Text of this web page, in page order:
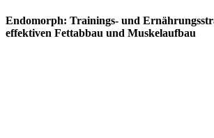
Endomorph: Trainings- und
effektiven Fettabbau und Muskelaufbau